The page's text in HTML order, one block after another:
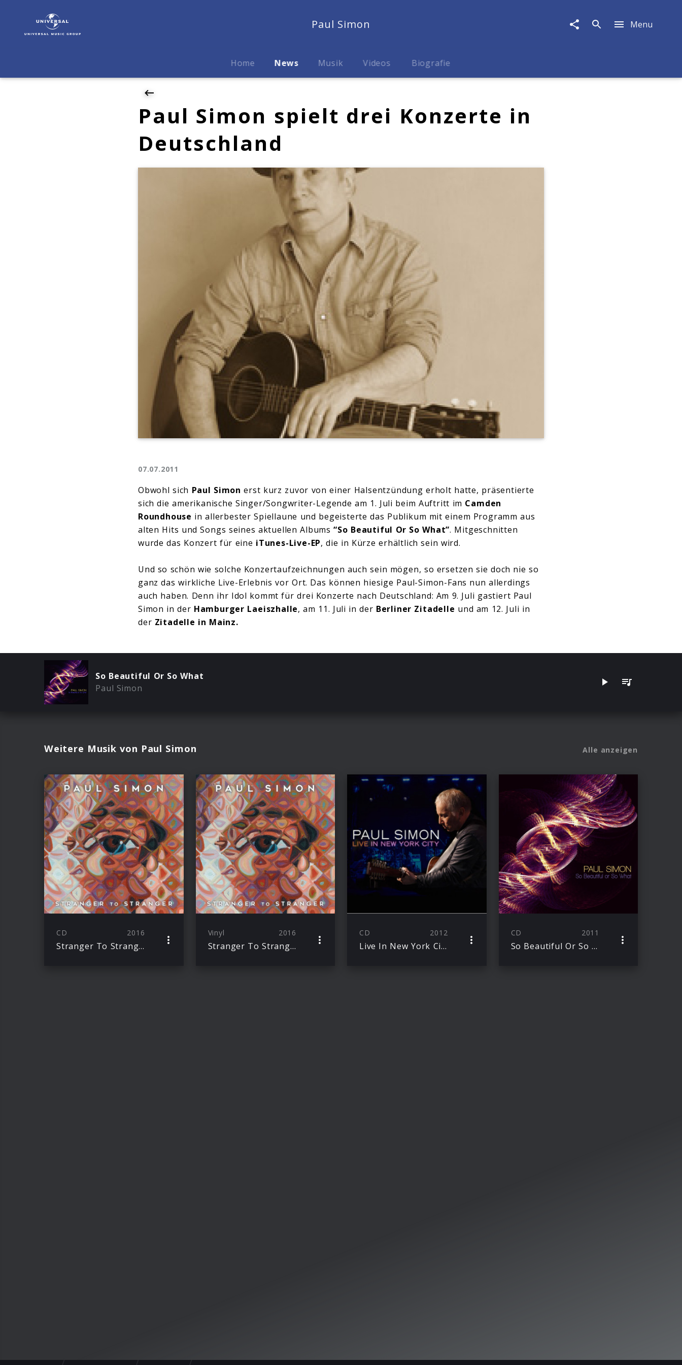
Simon
Paul Simon Menu
Home News Musik Videos Biografie
Paul Simon spielt drei Konzerte in
Deutschland
07.07.2011
Obwohl sich Paul Simon erst kurz zuvor von einer Halsentzündung erholt hatte, präsentierte
sich die amerikanische Singer/Songwriter-Legende am 1. Juli beim Auftritt im Camden
Roundhouse in allerbester Spiellaune und begeisterte das Publikum mit einem Programm aus
alten Hits und Songs seines aktuellen Albums“So Beautiful Or So What”. Mitgeschnitten
wurde das Konzert für eine iTunes-Live-EP, die in Kürze erhältlich sein wird.
Und so schön wie solche Konzertaufzeichnungen auch sein mögen, so ersetzen sie doch nie so
ganz das wirkliche Live-Erlebnis vor Ort. Das können hiesige Paul-Simon-Fans nun allerdings
auch haben. Denn ihr Idol kommt für drei Konzerte nach Deutschland: Am 9. Juli gastiert Paul
Simon in der Hamburger Laeiszhalle, am 11. Juli in der Berliner Zitadelle und am 12. Juli in
der Zitadelle in Mainz.
So Beautiful Or So What
Paul Simon
Weitere Musik von Paul Simon Alle anzeigen
CD 2016
Stranger To Stranger
Vinyl 2016
Stranger To Stranger
CD 2012
Live In New York City
CD 2011
So Beautiful Or So What